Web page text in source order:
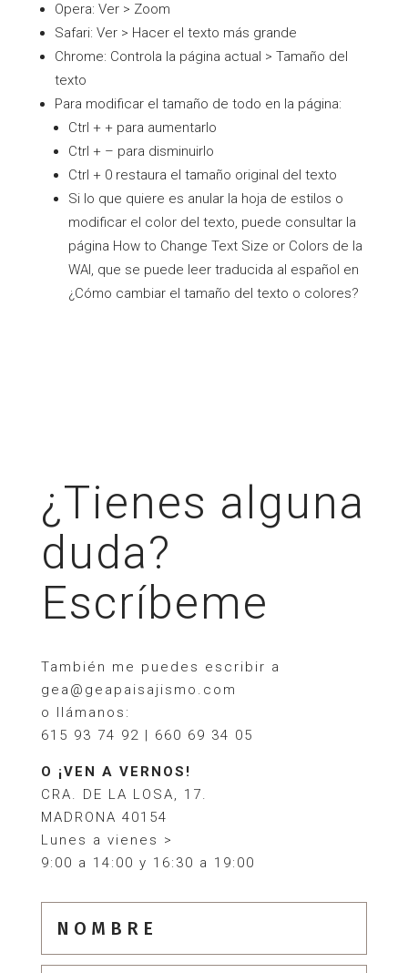
Opera: Ver > Zoom
Safari: Ver > Hacer el texto más grande
Chrome: Controla la página actual > Tamaño del
texto
Para modificar el tamaño de todo en la página:
Ctrl + + para aumentarlo
Ctrl + – para disminuirlo
Ctrl + 0 restaura el tamaño original del texto
Si lo que quiere es anular la hoja de estilos o
modificar el color del texto, puede consultar la
página How to Change Text Size or Colors de la
WAI, que se puede leer traducida al español en
¿Cómo cambiar el tamaño del texto o colores?
¿Tienes alguna
duda?
Escríbeme
También me puedes escribir a
gea@geapaisajismo.com
o llámanos:
615 93 74 92 | 660 69 34 05
O ¡VEN A VERNOS!
CRA. DE LA LOSA, 17.
MADRONA 40154
Lunes a vienes >
9:00 a 14:00 y 16:30 a 19:00